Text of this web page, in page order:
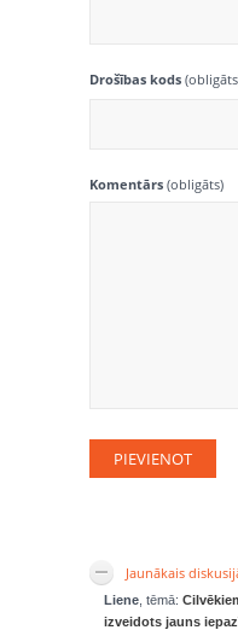
Drošības kods
Komentārs (obligāts)
Jaunākais
Liene , tēmā:
izveidots jauns